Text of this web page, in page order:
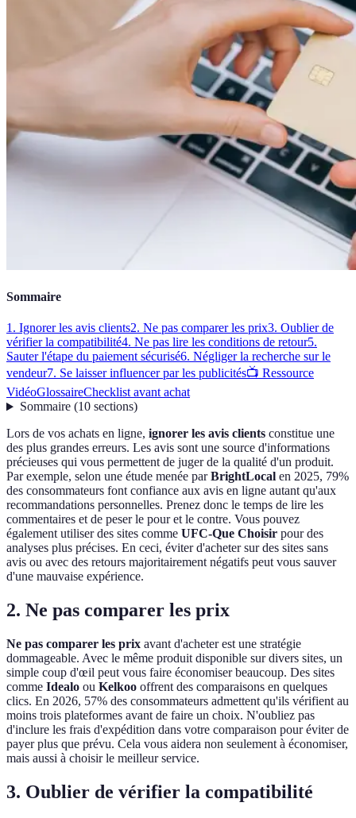
Sommaire
1. Ignorer les avis clients2. Ne pas comparer les prix3. Oublier de
vérifier la compatibilité4. Ne pas lire les conditions de retour5.
Sauter l'étape du paiement sécurisé6. Négliger la recherche sur le
vendeur7. Se laisser influencer par les publicités📺 Ressource
VidéoGlossaireChecklist avant achat
Sommaire(10 sections)
Lors de vos achats en ligne, ignorer les avis clients constitue une
des plus grandes erreurs. Les avis sont une source d'informations
précieuses qui vous permettent de juger de la qualité d'un produit.
Par exemple, selon une étude menée parBrightLocal en 2025, 79%
des consommateurs font confiance aux avis en ligne autant qu'aux
recommandations personnelles. Prenez donc le temps de lire les
commentaires et de peser le pour et le contre. Vous pouvez
également utiliser des sites comme UFC-Que Choisir pour des
analyses plus précises. En ceci, éviter d'acheter sur des sites sans
avis ou avec des retours majoritairement négatifs peut vous sauver
d'une mauvaise expérience.
2. Ne pas comparer les prix
Ne pas comparer les prix avant d'acheter est une stratégie
dommageable. Avec le même produit disponible sur divers sites, un
simple coup d'œil peut vous faire économiser beaucoup. Des sites
comme Idealo ou Kelkoo offrent des comparaisons en quelques
clics. En 2026, 57% des consommateurs admettent qu'ils vérifient au
moins trois plateformes avant de faire un choix. N'oubliez pas
d'inclure les frais d'expédition dans votre comparaison pour éviter de
payer plus que prévu. Cela vous aidera non seulement à économiser,
mais aussi à choisir le meilleur service.
3. Oublier de vérifier la compatibilité